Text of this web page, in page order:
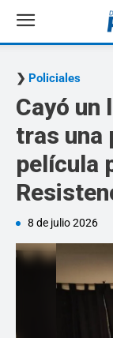
Policiales
Cayó un
tras una
película
8 de julio 2026